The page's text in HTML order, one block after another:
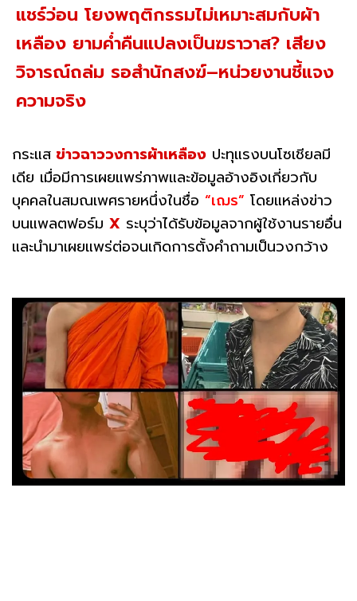
แชร์ว่อน โยงพฤติกรรมไม่เหมาะสมกับผ้า
เหลือง ยามค่ำคืนแปลงเป็นฆราวาส? เสียง
วิจารณ์ถล่ม รอสำนักสงฆ์–หน่วยงานชี้แจง
ความจริง
กระแส ข่าวฉาววงการผ้าเหลือง ปะทุแรงบนโซเชียลมี
เดีย เมื่อมีการเผยแพร่ภาพและข้อมูลอ้างอิงเกี่ยวกับ
บุคคลในสมณเพศรายหนึ่งในชื่อ “เฌร” โดยแหล่งข่าว
บนแพลตฟอร์ม X ระบุว่าได้รับข้อมูลจากผู้ใช้งานรายอื่น
และนำมาเผยแพร่ต่อจนเกิดการตั้งคำถามเป็นวงกว้าง